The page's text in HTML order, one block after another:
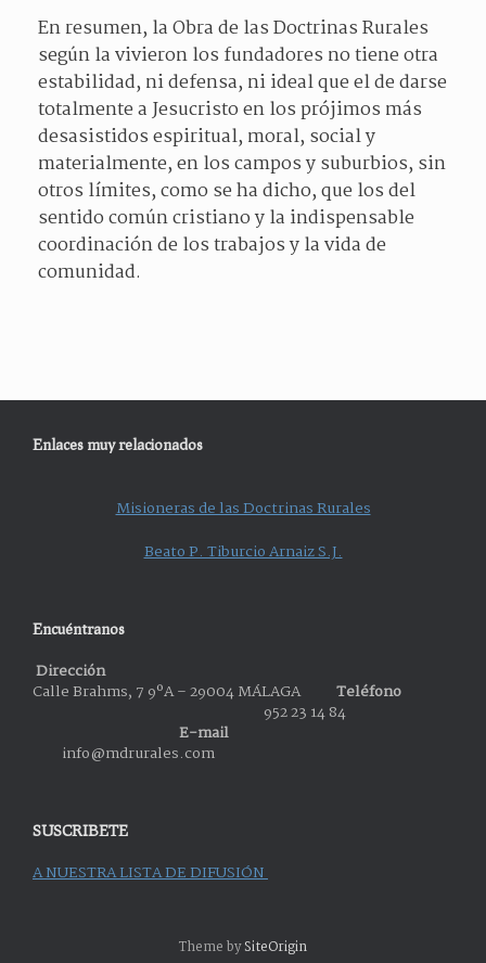
En resumen, la Obra de las Doctrinas Rurales
según la vivieron los fundadores no tiene otra
estabilidad, ni defensa, ni ideal que el de darse
totalmente a Jesucristo en los prójimos más
desasistidos espiritual, moral, social y
materialmente, en los campos y suburbios, sin
otros límites, como se ha dicho, que los del
sentido común cristiano y la indispensable
coordinación de los trabajos y la vida de
comunidad.
Enlaces muy relacionados
Misioneras de las Doctrinas Rurales
Beato P. Tiburcio Arnaiz S.J.
Encuéntranos
Dirección
Calle Brahms, 7 9ºA – 29004 MÁLAGA Teléfono
952 23 14 84
E-mail
info@mdrurales.com
SUSCRIBETE
A NUESTRA LISTA DE DIFUSIÓN
Theme bySiteOrigin